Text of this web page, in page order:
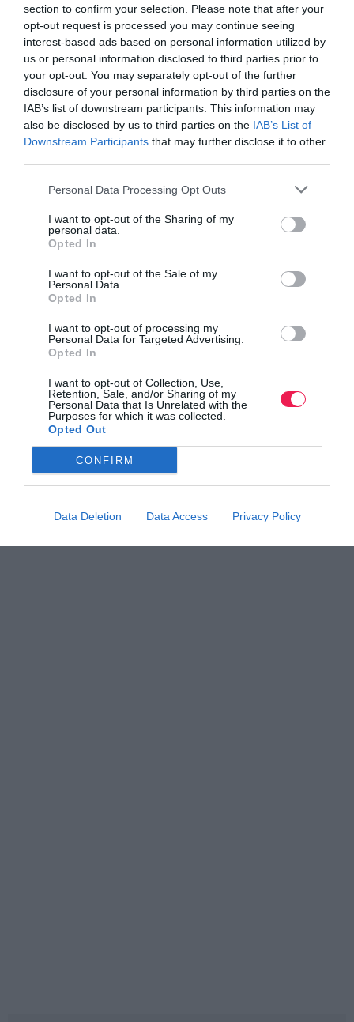
section to confirm your selection. Please note that after your
opt-out request is processed you may continue seeing
interest-based ads based on personal information utilized by
us or personal information disclosed to third parties prior to
your opt-out. You may separately opt-out of the further
disclosure of your personal information by third parties on the
IAB’s list of downstream participants. This information may
also be disclosed by us to third parties on the IAB’s List of
Downstream Participants that may further disclose it to other
Personal Data Processing Opt Outs
I want to opt-out of the Sharing of my
personal data.
Opted In
I want to opt-out of the Sale of my
Personal Data.
Opted In
I want to opt-out of processing my
Personal Data for Targeted Advertising.
Opted In
I want to opt-out of Collection, Use,
Retention, Sale, and/or Sharing of my
Personal Data that Is Unrelated with the
Purposes for which it was collected.
Opted Out
CONFIRM
Data Deletion Data Access Privacy Policy